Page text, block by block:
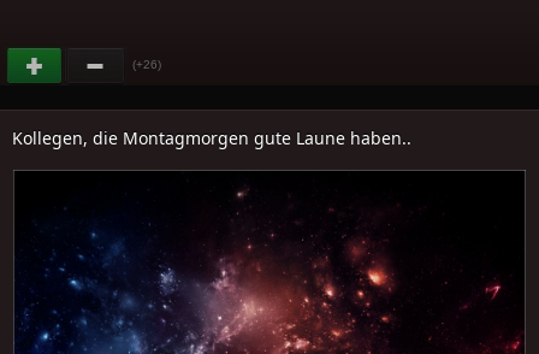
(+26)
Kollegen, die Montagmorgen gute Laune haben..